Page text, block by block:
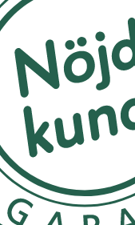
polyacrylat,